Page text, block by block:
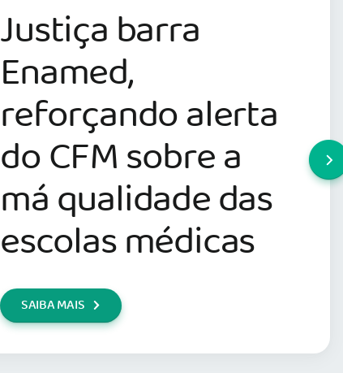
Justiça barra
Enamed,
reforçando alerta
do CFM sobre a
má qualidade das
escolas médicas
SAIBA MAIS